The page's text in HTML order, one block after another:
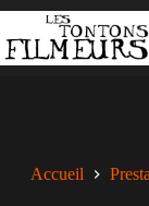
Accueil